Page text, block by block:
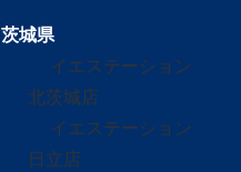
茨城県
イエステーション
北茨城店
イエステーション
日立店